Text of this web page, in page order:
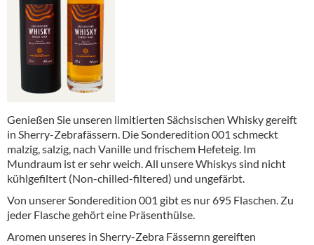
Genießen Sie unseren limitierten Sächsischen Whisky gereift
in Sherry-Zebrafässern. Die Sonderedition 001 schmeckt
malzig, salzig, nach Vanille und frischem Hefeteig. Im
Mundraum ist er sehr weich. All unsere Whiskys sind nicht
kühlgefiltert (Non-chilled-filtered) und ungefärbt.
Von unserer Sonderedition 001 gibt es nur 695 Flaschen. Zu
jeder Flasche gehört eine Präsenthülse.
Aromen unseres in Sherry-Zebra Fässernn gereiften